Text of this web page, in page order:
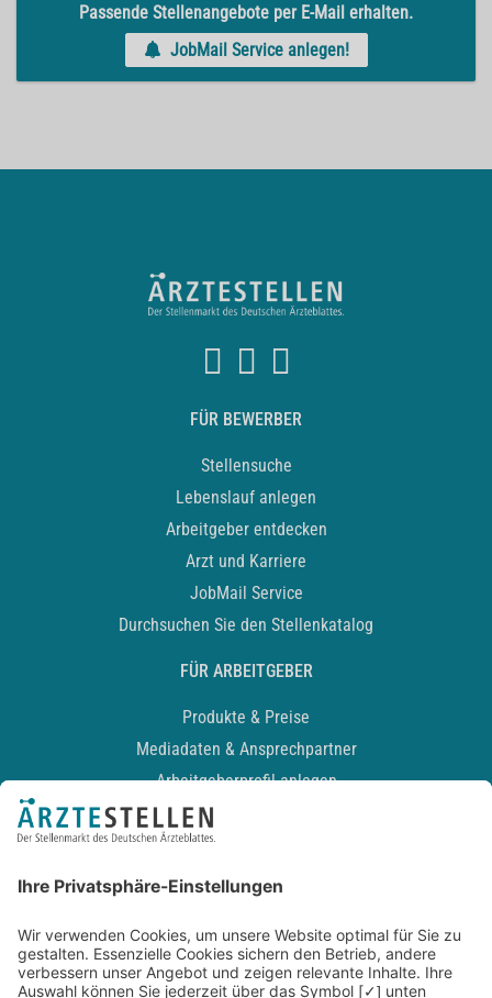
Passende Stellenangebote per E-Mail erhalten.
JobMail Service anlegen!
FÜR BEWERBER
Stellensuche
Lebenslauf anlegen
Arbeitgeber entdecken
Arzt und Karriere
JobMail Service
Durchsuchen Sie den Stellenkatalog
FÜR ARBEITGEBER
Produkte & Preise
Mediadaten & Ansprechpartner
Arbeitgeberprofil anlegen
Recruiting-Podcast
Kontakt
Datenschutz